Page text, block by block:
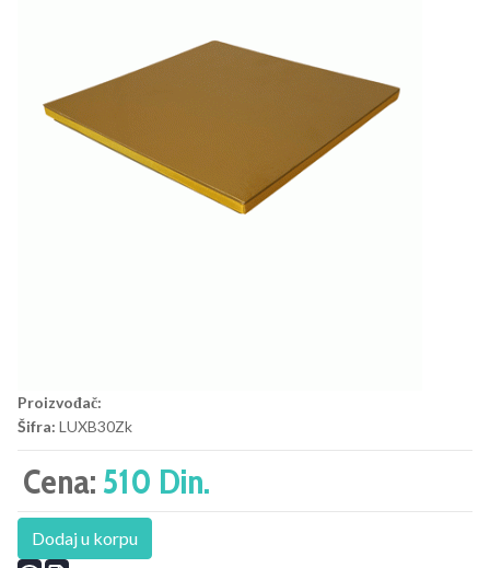
Proizvođač:
Šifra: LUXB30Zk
Cena: 510 Din.
Dodaj u korpu